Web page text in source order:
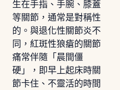
生在手指、手腕、膝蓋
等關節，通常是對稱性
的。與退化性關節炎不
同，紅斑性狼瘡的關節
痛常伴隨「晨間僵
硬」，即早上起床時關
節卡住、不靈活的時間